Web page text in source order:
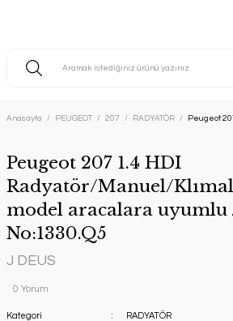
Anasayfa PEUGEOT 207 RADYATÖR Peugeot
Peugeot 207 1.4 HDI
Radyatör/Manuel/
model aracalara uyumlu
No:1330.Q5
J DEUS
0 Yorum
Kategori
RADYATÖR